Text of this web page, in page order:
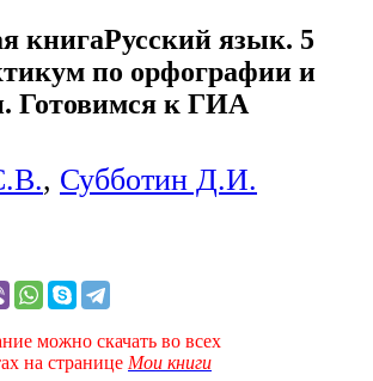
книгаРусский язык. 5
по орфографии и
Готовимся к ГИА
, Субботин Д.И.
можно скачать во всех
на странице Мои книги